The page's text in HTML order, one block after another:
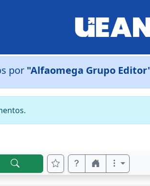
por "Alfaomega Grupo